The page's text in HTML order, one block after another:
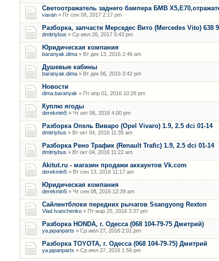
Светоотражатель заднего бампера БМВ
vavan » Пт сен 08, 2017 2:17 pm
Разборка, запчасти Мерседес Вито (Mercedes Vito) 638
dmitriybus » Ср июл 26, 2017 5:43 pm
Юридическая компания
baranyak.dima » Вт дек 13, 2016 2:46 am
Душевые кабины
baranyak.dima » Вт дек 06, 2016 3:42 pm
Новости
dima.baranyak » Пт апр 01, 2016 10:26 pm
Куплю ягоды
derekmin5 » Чт окт 06, 2016 4:00 pm
Разборка Опель Виваро (Opel Vivaro) 1.9, 2.5 dci 01-14
dmitriybus » Вт окт 04, 2016 11:35 am
Разборка Рено Трафик (Renault Trafic) 1.9, 2.5 dci 01-14
dmitriybus » Вт окт 04, 2016 11:22 am
Akitut.ru - магазин продажи аккаунтов Vk.com
derekmin5 » Вт сен 13, 2016 11:17 am
Юридическая компания
derekmin5 » Чт сен 08, 2016 12:39 am
Сайлентблоки передних рычагов Ssangyong Rexton
Vlad.Ivanchenko » Пт мар 25, 2016 3:37 pm
Разборка HONDA, г. Одесса (068 104-79-75 Дмитрий)
ya.japanparts » Ср июл 27, 2016 2:01 pm
Разборка TOYOTA, г. Одесса (068 104-79-75) Дмитрий
ya.japanparts » Ср июл 27, 2016 1:56 pm